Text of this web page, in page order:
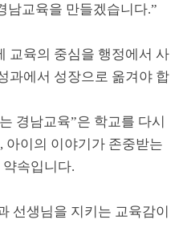
남교육을 만들겠습니다.”
교육의 중심을 행정에서 사
과에서 성장으로 옮겨야 합
경남교육”은 학교를 다시
, 아이의 이야기가 존중받는
약속입니다.
선생님을 지키는 교육감이